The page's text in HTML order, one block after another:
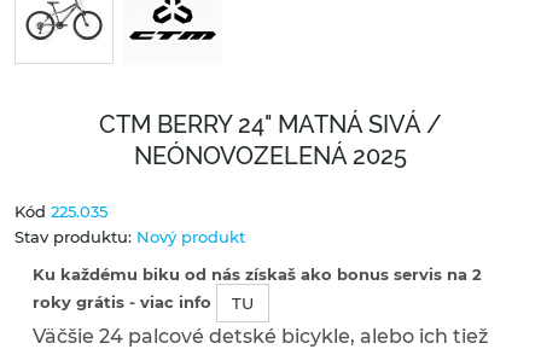
CTM BERRY 24" MATNÁ SIVÁ /
NEÓNOVOZELENÁ 2025
Kód 225.035
Stav produktu: Nový produkt
Ku každému biku od nás získaš ako bonus servis na 2
roky grátis - viac info
TU
Väčšie 24 palcové detské bicykle, alebo ich tiež